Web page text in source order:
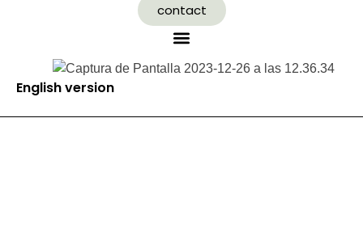
contact
English version